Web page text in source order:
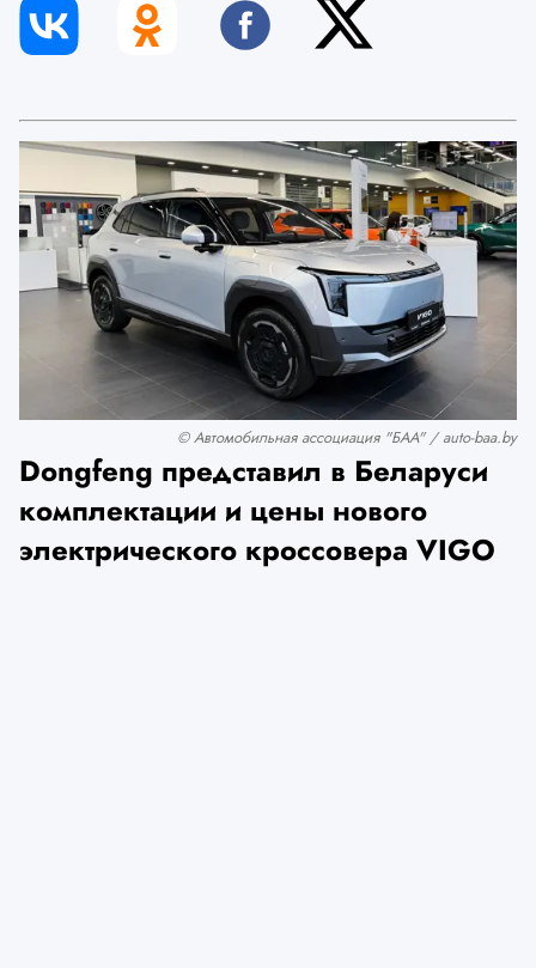
© Автомобильная ассоциация "БАА" / auto-baa.by
Dongfeng представил в Беларуси
комплектации и цены нового
электрического кроссовера VIGO